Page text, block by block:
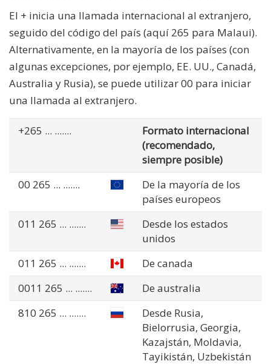
El + inicia una llamada internacional al extranjero,
seguido del código del país (aquí 265 para Malaui).
Alternativamente, en la mayoría de los países (con
algunas excepciones, por ejemplo, EE. UU., Canadá,
Australia y Rusia), se puede utilizar 00 para iniciar
una llamada al extranjero.
+265 ... .......
Formato internacional
(recomendado,
siempre posible)
00 265 ... .......
De la mayoría de los
países europeos
011 265 ... .......
Desde los estados
unidos
011 265 ... .......
De canada
0011 265 ... .......
De australia
810 265 ... .......
Desde Rusia,
Bielorrusia, Georgia,
Kazajstán, Moldavia,
Tayikistán, Uzbekistán